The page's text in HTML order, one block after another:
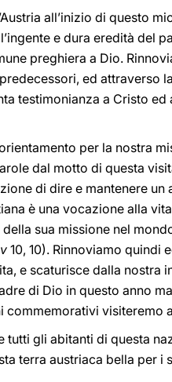
all’inizio di questo
e dura eredità del
preghiera a Dio.
ed attraverso
testimonianza a Cristo
per la nostra
dal motto di questa
di dire e mantenere
è una vocazione alla
sua missione nel
10, 10). Rinnoviamo quindi
e scaturisce dalla nostra
di Dio in questo anno
commemorativi visiteremo
gli abitanti di questa
terra austriaca bella per i